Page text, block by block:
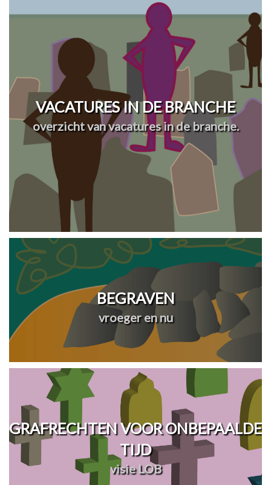
VACATURES IN DE BRANCHE
overzicht van vacatures in de branche.
BEGRAVEN
vroeger en nu
GRAFRECHTEN VOOR ONBEPAALDE
TIJD
visie LOB